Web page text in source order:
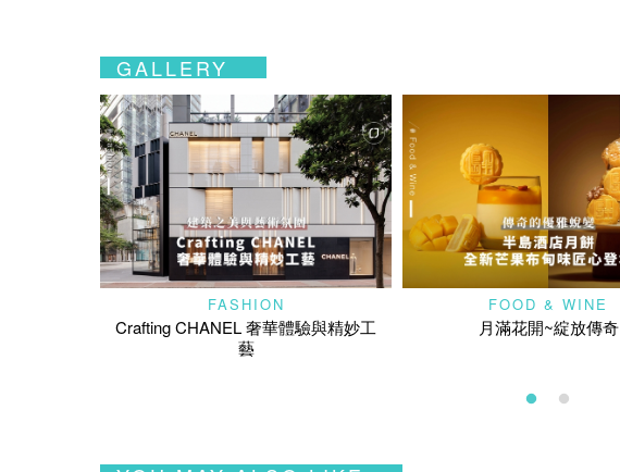
GALLERY
FASHION
Crafting CHANEL 奢華體驗與精妙工
藝
FOOD & WINE
月滿花開~綻放傳奇